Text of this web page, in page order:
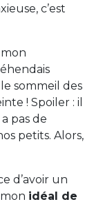
c’est
mon
sommeil des
! Spoiler : il
pas de
petits. Alors,
d’avoir un
idéal de